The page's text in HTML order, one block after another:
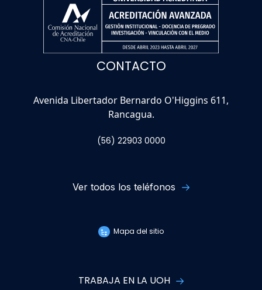
CONTACTO
Avenida Libertador Bernardo O'Higgins 611,
Rancagua.
(56) 22903 0000
Ver todos los teléfonos
Mapa del sitio
TRABAJA EN LA UOH